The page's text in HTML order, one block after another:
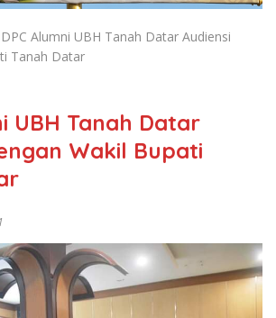
DPC Alumni UBH Tanah Datar Audiensi
Tanah Datar
UBH Tanah Datar
Wakil Bupati